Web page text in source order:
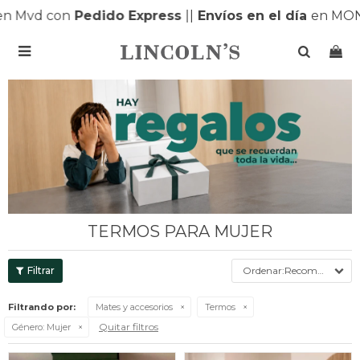
Mvd conPedido Express||Envíos en el díaen

TERMOS PARA MUJER
Recomendados
Filtrando por: Mates y accesorios
Termos
Género: Mujer Quitar filtros